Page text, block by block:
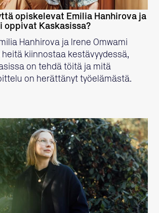
opiskelevat Emilia Hanhirova ja
oppivat Kaskasissa?
Hanhirova ja Irene Omwami
kiinnostaa kestävyydessä,
on tehdä töitä ja mitä
on herättänyt työelämästä.
LUE LISÄÄ